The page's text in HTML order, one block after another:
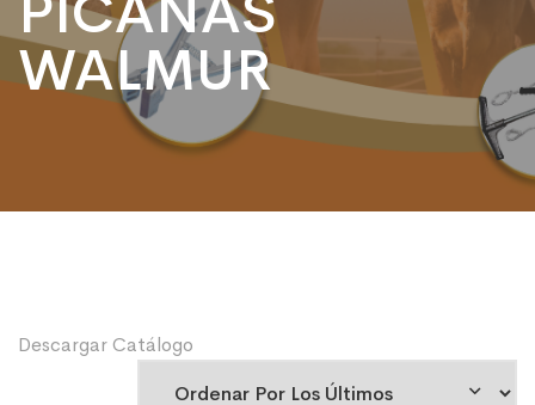
WALMUR
Descargar Catálogo